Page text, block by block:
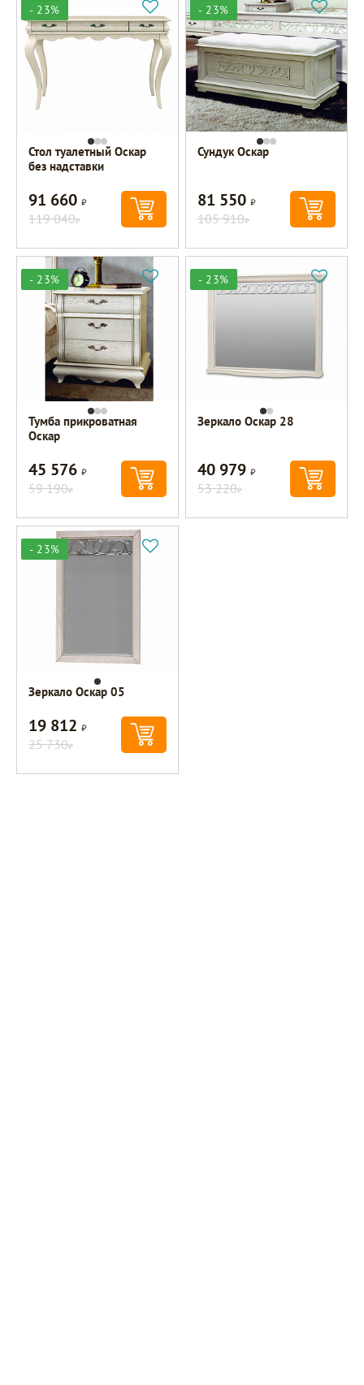
- 23%
Стол туалетный Оскар
без надставки
91 660Р
119 040Р
- 23%
Сундук Оскар
81 550Р
105 910Р
- 23%
Тумба прикроватная
Оскар
45 576Р
59 190Р
- 23%
Зеркало Оскар 28
40 979Р
53 220Р
- 23%
Зеркало Оскар 05
19 812Р
25 730Р